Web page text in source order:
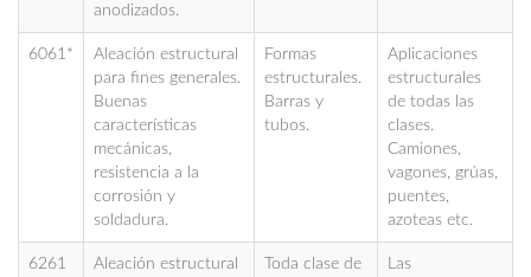
anodizados.
6061*
Aleación estructural
para fines generales.
Buenas
características
mecánicas,
resistencia a la
corrosión y
soldadura.
Formas
estructurales.
Barras y
tubos.
Aplicaciones
estructurales
de todas las
clases.
Camiones,
vagones, grúas,
puentes,
azoteas etc.
6261
Aleación estructural
Toda clase de
Las